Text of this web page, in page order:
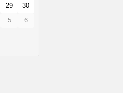
29
30
5 6